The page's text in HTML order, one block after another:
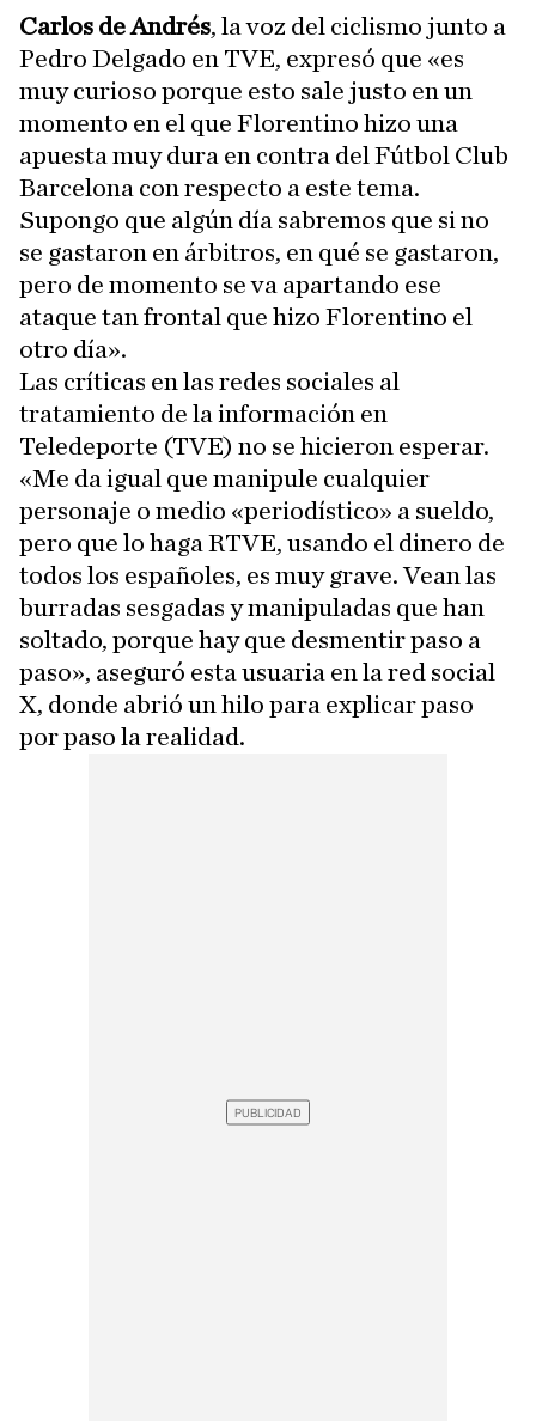
Carlos de Andrés, la voz del ciclismo junto a
Pedro Delgado en TVE, expresó que «es
muy curioso porque esto sale justo en un
momento en el que Florentino hizo una
apuesta muy dura en contra del Fútbol Club
Barcelona con respecto a este tema.
Supongo que algún día sabremos que si no
se gastaron en árbitros, en qué se gastaron,
pero de momento se va apartando ese
ataque tan frontal que hizo Florentino el
otro día».
Las críticas en las redes sociales al
tratamiento de la información en
Teledeporte (TVE) no se hicieron esperar.
«Me da igual que manipule cualquier
personaje o medio «periodístico» a sueldo,
pero que lo haga RTVE, usando el dinero de
todos los españoles, es muy grave. Vean las
burradas sesgadas y manipuladas que han
soltado, porque hay que desmentir paso a
paso», aseguró esta usuaria en la red social
X, donde abrió un hilo para explicar paso
por paso la realidad.